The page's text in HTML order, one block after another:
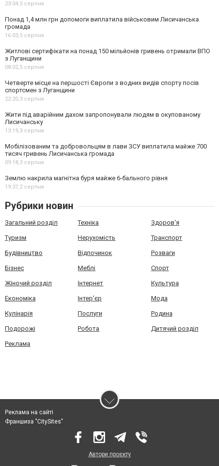
23:04,5 серпня
Понад 1,4 млн грн допомоги виплатила військовим Лисичанська
громада
16:03,5 серпня
Житлові сертифікати на понад 150 мільйонів гривень отримали ВПО
з Луганщини
08:02,5 серпня
Четверте місце на першості Європи з водних видів спорту посів
спортсмен з Луганщини
22:20,3 серпня
Жити під аварійним дахом запропонували людям в окупованому
Лисичанську
13:19,3 серпня
Мобілізованим та добровольцям в лави ЗСУ виплатила майже 700
тисяч гривень Лисичанська громада
09:18,3 серпня
Землю накрила магнітна буря майже 6-бального рівня
19:37,2 серпня
Рубрики новин
Загальний розділ Техніка Здоров'я
Туризм Нерухомість Транспорт
Будівництво Відпочинок Розваги
Бізнес Меблі Спорт
Жіночий розділ Інтернет Культура
Економіка Інтер'єр Мода
Кулінарія Послуги Родина
Подорожі Робота Дитячий розділ
Реклама
Реклама на сайті
Франшиза "CitySites"
Автори проєкту